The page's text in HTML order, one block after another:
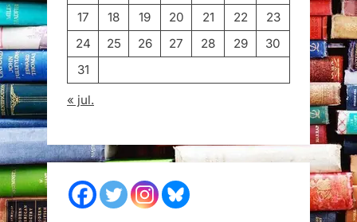
17
18 19 20 21 22
23
24
25 26 27 28 29
30
31
« jul.